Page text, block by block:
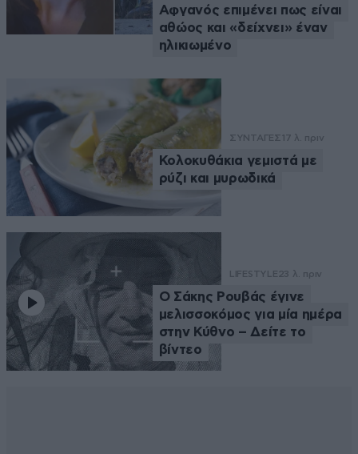
Αφγανός επιμένει πως είναι
αθώος και «δείχνει» έναν
ηλικιωμένο
ΣΥΝΤΑΓΕΣ 17 λ. πριν
Κολοκυθάκια γεμιστά με
ρύζι και μυρωδικά
LIFESTYLE23 λ. πριν
Ο Σάκης Ρουβάς έγινε
μελισσοκόμος για μία ημέρα
στην Κύθνο – Δείτε το
βίντεο